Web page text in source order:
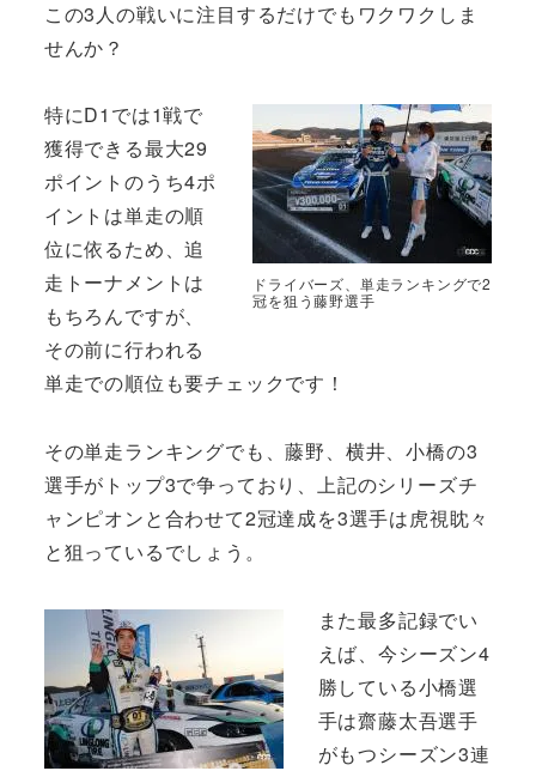
この3人の戦いに注目するだけでもワクワクしま
せんか？
ドライバーズ、単走ランキングで2
冠を狙う藤野選手
特にD1では1戦で
獲得できる最大29
ポイントのうち4ポ
イントは単走の順
位に依るため、追
走トーナメントは
もちろんですが、
その前に行われる
単走での順位も要チェックです！
その単走ランキングでも、藤野、横井、小橋の3
選手がトップ3で争っており、上記のシリーズチ
ャンピオンと合わせて2冠達成を3選手は虎視眈々
と狙っているでしょう。
また最多記録でい
えば、今シーズン4
勝している小橋選
手は齋藤太吾選手
がもつシーズン3連